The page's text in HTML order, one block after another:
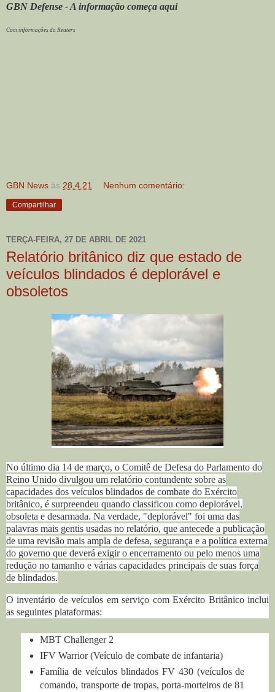
GBN Defense - A informação começa aqui
Com informações da Reuters
GBN News às 28.4.21 Nenhum comentário:
Compartilhar
TERÇA-FEIRA, 27 DE ABRIL DE 2021
Relatório britânico diz que estado de
veículos blindados é deplorável e
obsoletos
No último dia 14 de março, o Comitê de Defesa do Parlamento do
Reino Unido divulgou um relatório contundente sobre as
capacidades dos veículos blindados de combate do Exército
britânico, é surpreendeu quando classificou como deplorável,
obsoleta e desarmada. Na verdade, "deplorável" foi uma das
palavras mais gentis usadas no relatório, que antecede a publicação
de uma revisão mais ampla de defesa, segurança e a política externa
do governo que deverá exigir o encerramento ou pelo menos uma
redução no tamanho e várias capacidades principais de suas força
de blindados.
O inventário de veículos em serviço com Exército Britânico inclui
as seguintes plataformas:
MBT Challenger 2
IFV Warrior (Veículo de combate de infantaria)
Família de veículos blindados FV 430 (veículos de
comando, transporte de tropas, porta-morteiros de 81